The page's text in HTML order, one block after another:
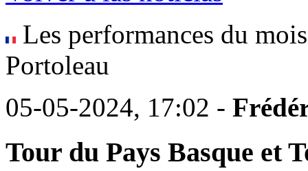
Les performances du
Portoleau
05-05-2024, 17:02 -
Tour du Pays Basque et